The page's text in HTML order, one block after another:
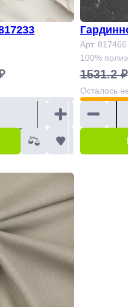
7466
Арт. 817466
100%
1531.2 ₽
Осталось